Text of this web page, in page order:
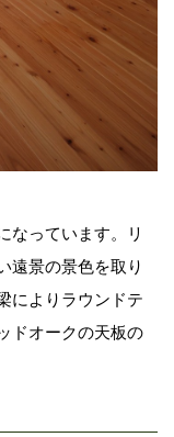
なっています。リ
遠景の景色を取り
によりラウンドテ
ドオークの天板の